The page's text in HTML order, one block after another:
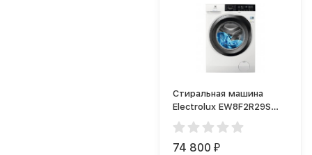
Стиральная машина
Electrolux EW8F2R29S
PerfectCare
74 800₽